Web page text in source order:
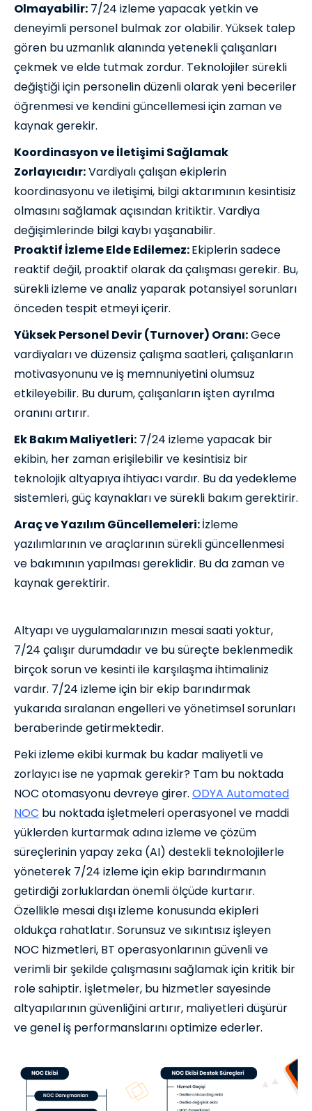
Olmayabilir: 7/24 izleme yapacak yetkin ve
deneyimli personel bulmak zor olabilir. Yüksek talep
gören bu uzmanlık alanında yetenekli çalışanları
çekmek ve elde tutmak zordur. Teknolojiler sürekli
değiştiği için personelin düzenli olarak yeni beceriler
öğrenmesi ve kendini güncellemesi için zaman ve
kaynak gerekir.
Koordinasyon ve İletişimi Sağlamak
Zorlayıcıdır:Vardiyalı çalışan ekiplerin
koordinasyonu ve iletişimi, bilgi aktarımının kesintisiz
olmasını sağlamak açısından kritiktir. Vardiya
değişimlerinde bilgi kaybı yaşanabilir.
Proaktif İzleme Elde Edilemez:Ekiplerin sadece
reaktif değil, proaktif olarak da çalışması gerekir. Bu,
sürekli izleme ve analiz yaparak potansiyel sorunları
önceden tespit etmeyi içerir.
Yüksek Personel Devir (Turnover) Oranı:Gece
vardiyaları ve düzensiz çalışma saatleri, çalışanların
motivasyonunu ve iş memnuniyetini olumsuz
etkileyebilir. Bu durum, çalışanların işten ayrılma
oranını artırır.
Ek Bakım Maliyetleri: 7/24 izleme yapacak bir
ekibin, her zaman erişilebilir ve kesintisiz bir
teknolojik altyapıya ihtiyacı vardır. Bu da yedekleme
sistemleri, güç kaynakları ve sürekli bakım gerektirir.
Araç ve Yazılım Güncellemeleri:İzleme
yazılımlarının ve araçlarının sürekli güncellenmesi
ve bakımının yapılması gereklidir. Bu da zaman ve
kaynak gerektirir.
Altyapı ve uygulamalarınızın mesai saati yoktur,
7/24 çalışır durumdadır ve bu süreçte beklenmedik
birçok sorun ve kesinti ile karşılaşma ihtimaliniz
vardır. 7/24 izleme için bir ekip barındırmak
yukarıda sıralanan engelleri ve yönetimsel sorunları
beraberinde getirmektedir.
Peki izleme ekibi kurmak bu kadar maliyetli ve
zorlayıcı ise ne yapmak gerekir? Tam bu noktada
NOC otomasyonu devreye girer. ODYA Automated
NOC bu noktada işletmeleri operasyonel ve maddi
yüklerden kurtarmak adına izleme ve çözüm
süreçlerinin yapay zeka (AI) destekli teknolojilerle
yöneterek 7/24 izleme için ekip barındırmanın
getirdiği zorluklardan önemli ölçüde kurtarır.
Özellikle mesai dışı izleme konusunda ekipleri
oldukça rahatlatır. Sorunsuz ve sıkıntısız işleyen
NOC hizmetleri, BT operasyonlarının güvenli ve
verimli bir şekilde çalışmasını sağlamak için kritik bir
role sahiptir. İşletmeler, bu hizmetler sayesinde
altyapılarının güvenliğini artırır, maliyetleri düşürür
ve genel iş performanslarını optimize ederler.